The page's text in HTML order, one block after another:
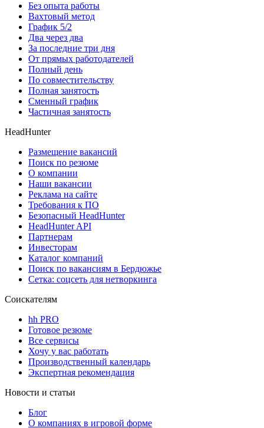
Без опыта работы
Вахтовый метод
График 5/2
Два через два
За последние три дня
От прямых работодателей
Полный день
По совместительству
Полная занятость
Сменный график
Частичная занятость
HeadHunter
Размещение вакансий
Поиск по резюме
О компании
Наши вакансии
Реклама на сайте
Требования к ПО
Безопасный HeadHunter
HeadHunter API
Партнерам
Инвесторам
Каталог компаний
Поиск по вакансиям в Бердюжье
Сетка: соцсеть для нетворкинга
Соискателям
hh PRO
Готовое резюме
Все сервисы
Хочу у вас работать
Производственный календарь
Экспертная рекомендация
Новости и статьи
Блог
О компаниях в игровой форме